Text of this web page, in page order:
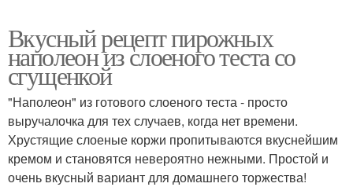
Вкусный рецепт пирожных
наполеон из слоеного теста со
сгущенкой
"Наполеон" из готового слоеного теста - просто
выручалочка для тех случаев, когда нет времени.
Хрустящие слоеные коржи пропитываются вкуснейшим
кремом и становятся невероятно нежными. Простой и
очень вкусный вариант для домашнего торжества!